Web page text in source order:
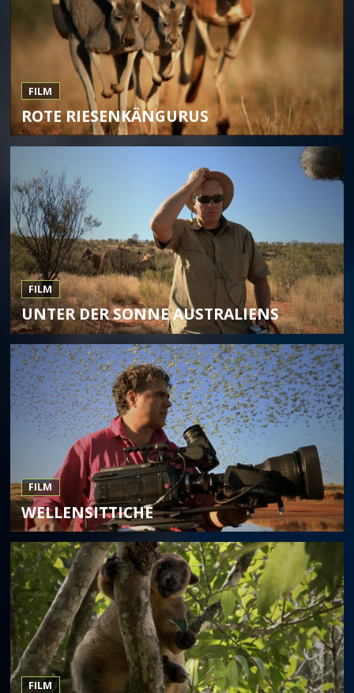
FILM
ROTE RIESENKÄNGURUS
FILM
UNTER DER SONNE AUSTRALIENS
FILM
WELLENSITTICHE
FILM